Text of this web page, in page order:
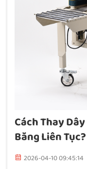
Cách Thay
Băng Liên Tục?
2026-04-10 09:45:14